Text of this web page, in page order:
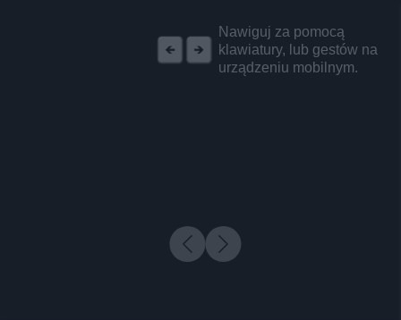
Nawiguj za pomocą
klawiatury, lub gestów na
urządzeniu mobilnym.